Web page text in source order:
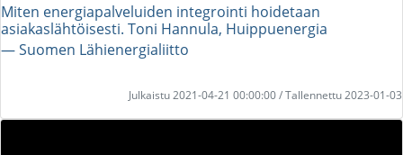
Miten energiapalveluiden integrointi hoidetaan
asiakaslähtöisesti. Toni Hannula, Huippuenergia
― Suomen Lähienergialiitto
Julkaistu 2021-04-21 00:00:00 / Tallennettu 2023-01-03